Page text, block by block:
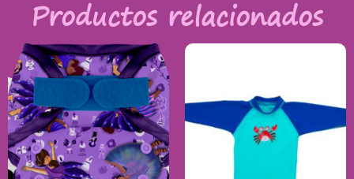
Productos relacionados